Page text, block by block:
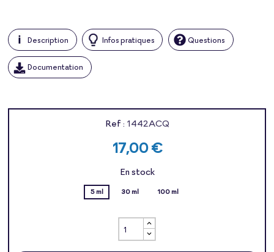
Description Infos pratiques Questions
Documentation
Ref : 1442ACQ
17,00 €
En stock
5 ml 30 ml 100 ml